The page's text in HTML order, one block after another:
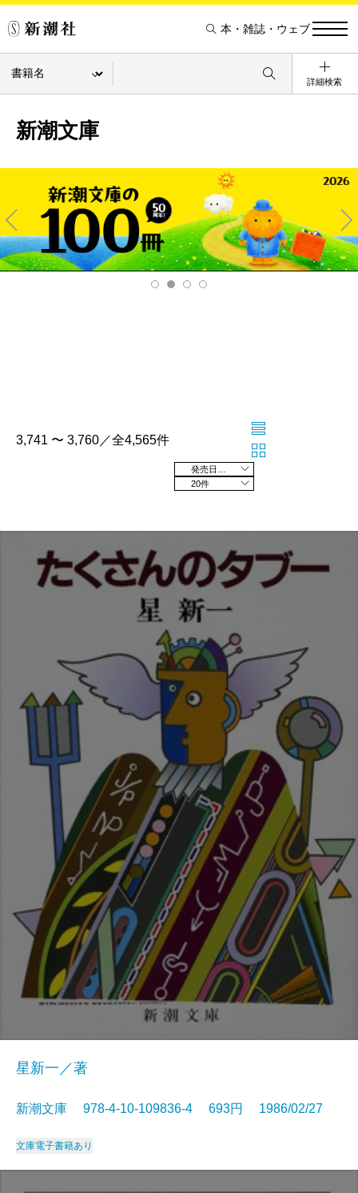
本・雑誌・ウェブ
詳細検索
新潮文庫
Pre
v
Ne
xt
3,741 〜 3,760／全4,565件
20件
星新一／著
新潮文庫 978-4-10-109836-4 693円 1986/02/27
文庫電子書籍あり